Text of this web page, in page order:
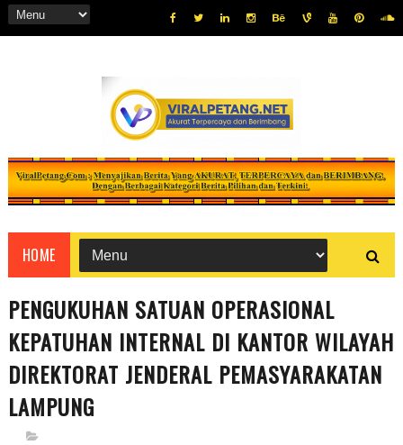
HOME
PENGUKUHAN SATUAN OPERASIONAL
KEPATUHAN INTERNAL DI KANTOR WILAYAH
DIREKTORAT JENDERAL PEMASYARAKATAN
LAMPUNG